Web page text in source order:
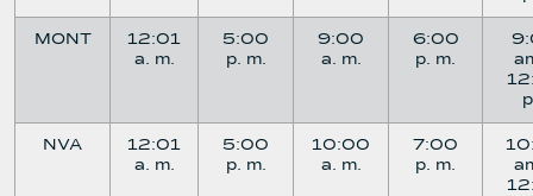
MONT
12:01
a. m.
5:00
p. m.
9:00
a. m.
6:00
p. m.
NVA
12:01
a. m.
5:00
p. m.
10:00
a. m.
7:00
p. m.